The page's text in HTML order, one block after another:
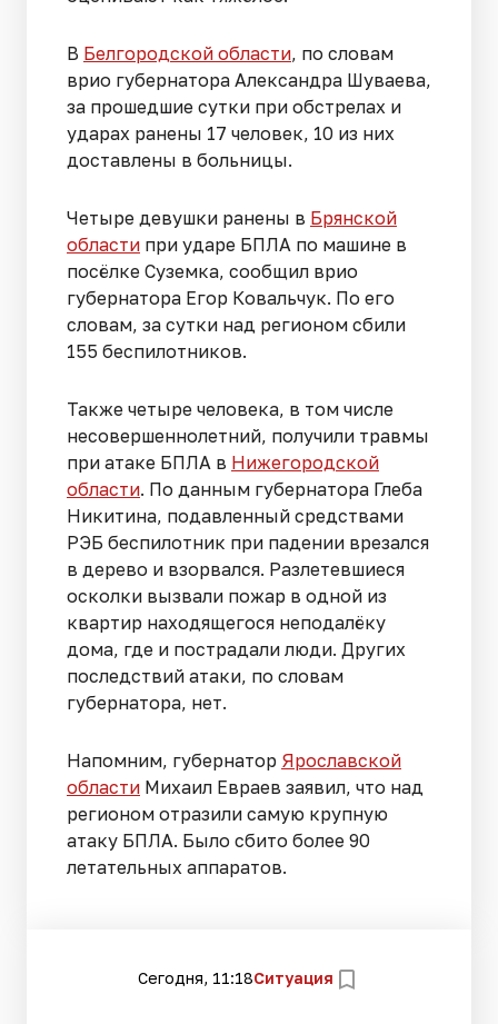
В Белгородской области, по словам
врио губернатора Александра Шуваева,
за прошедшие сутки при обстрелах и
ударах ранены 17 человек, 10 из них
доставлены в больницы.
Четыре девушки ранены в Брянской
области при ударе БПЛА по машине в
посёлке Суземка, сообщил врио
губернатора Егор Ковальчук. По его
словам, за сутки над регионом сбили
155 беспилотников.
Также четыре человека, в том числе
несовершеннолетний, получили травмы
при атаке БПЛА в Нижегородской
области. По данным губернатора Глеба
Никитина, подавленный средствами
РЭБ беспилотник при падении врезался
в дерево и взорвался. Разлетевшиеся
осколки вызвали пожар в одной из
квартир находящегося неподалёку
дома, где и пострадали люди. Других
последствий атаки, по словам
губернатора, нет.
Напомним, губернатор Ярославской
области Михаил Евраев заявил, что над
регионом отразили самую крупную
атаку БПЛА. Было сбито более 90
летательных аппаратов.
Сегодня, 11:18Ситуация